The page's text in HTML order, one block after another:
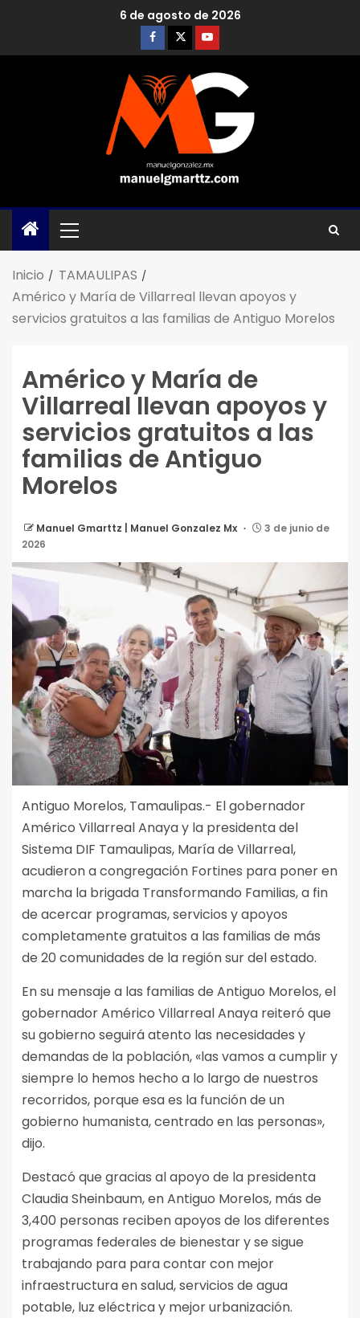
6 de agosto de 2026
Inicio
TAMAULIPAS
Américo y María de Villarreal llevan apoyos y
servicios gratuitos a las familias de Antiguo Morelos
Américo y María de
Villarreal llevan apoyos y
servicios gratuitos a las
familias de Antiguo
Morelos
Manuel Gmarttz | Manuel Gonzalez Mx
3 de junio de
2026
Antiguo Morelos, Tamaulipas.- El gobernador
Américo Villarreal Anaya y la presidenta del
Sistema DIF Tamaulipas, María de Villarreal,
acudieron a congregación Fortines para poner en
marcha la brigada Transformando Familias, a fin
de acercar programas, servicios y apoyos
completamente gratuitos a las familias de más
de 20 comunidades de la región sur del estado.
En su mensaje a las familias de Antiguo Morelos, el
gobernador Américo Villarreal Anaya reiteró que
su gobierno seguirá atento las necesidades y
demandas de la población, «las vamos a cumplir y
siempre lo hemos hecho a lo largo de nuestros
recorridos, porque esa es la función de un
gobierno humanista, centrado en las personas»,
dijo.
Destacó que gracias al apoyo de la presidenta
Claudia Sheinbaum, en Antiguo Morelos, más de
3,400 personas reciben apoyos de los diferentes
programas federales de bienestar y se sigue
trabajando para para contar con mejor
infraestructura en salud, servicios de agua
potable, luz eléctrica y mejor urbanización.